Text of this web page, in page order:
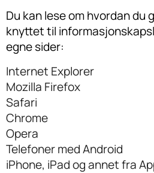
Du kan lese om hvordan du
knyttet til
egne sider:
Internet Explorer
Mozilla Firefox
Safari
Chrome
Opera
Telefoner med Android
iPhone, iPad og annet fra